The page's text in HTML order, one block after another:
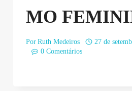
MO
Por Ruth Medeiros
27 de
0 Comentários